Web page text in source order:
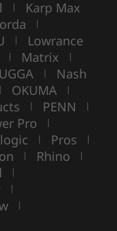
| Karp Max
|
| Lowrance
| Matrix |
| Nash
| OKUMA |
| PENN |
Pro |
| Pros |
| Rhino |
|
|
|